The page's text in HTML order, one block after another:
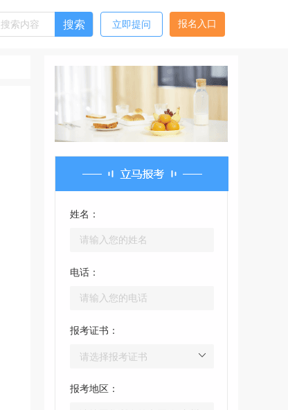
搜索 立即提问 报名入口
姓名：
电话：
报考证书：
报考地区：